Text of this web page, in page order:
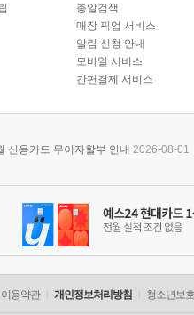
총알검색
매장 픽업 서비스
알림 신청 안내
모바일 서비스
간편결제 서비스
신용카드 무이자할부 안내 2026-08-01
이용약관 개인정보처리방침 청소년보